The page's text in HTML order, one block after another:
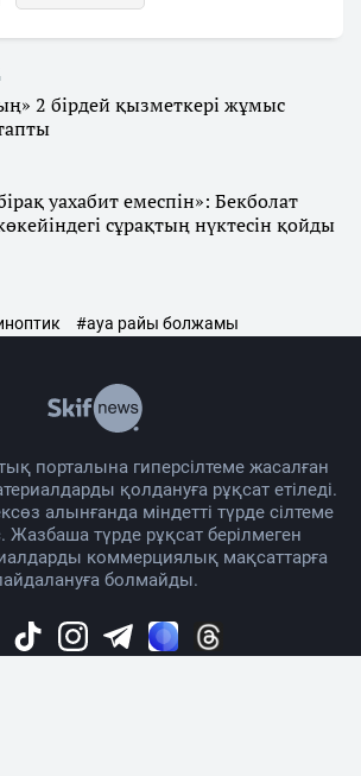
2 бірдей қызметкері жұмыс
уахабит емеспін»: Бекболат
сұрақтың нүктесін қойды
#ауа райы болжамы
порталына гиперсілтеме жасалған
қолдануға рұқсат етіледі.
алынғанда міндетті түрде сілтеме
Жазбаша түрде рұқсат берілмеген
коммерциялық мақсаттарға
болмайды.